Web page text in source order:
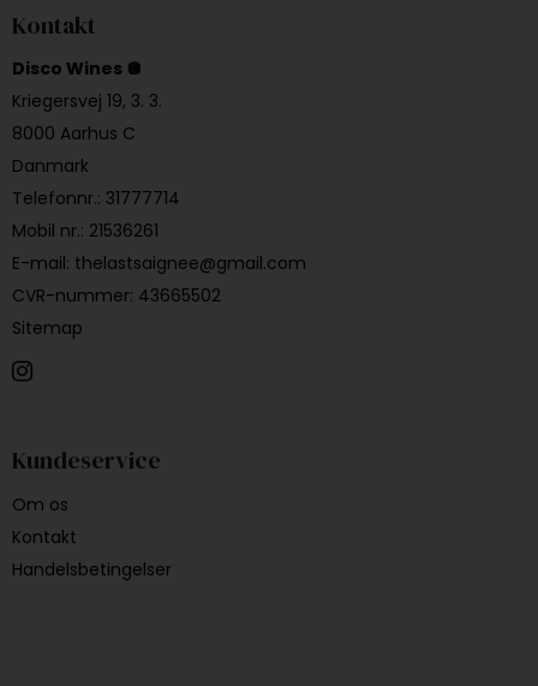
Kontakt
Disco Wines 🪩
Kriegersvej 19, 3. 3.
8000 Aarhus C
Danmark
Telefonnr.: 31777714
Mobil nr.: 21536261
E-mail: thelastsaignee@gmail.com
CVR-nummer: 43665502
Sitemap
Kundeservice
Om os
Kontakt
Handelsbetingelser